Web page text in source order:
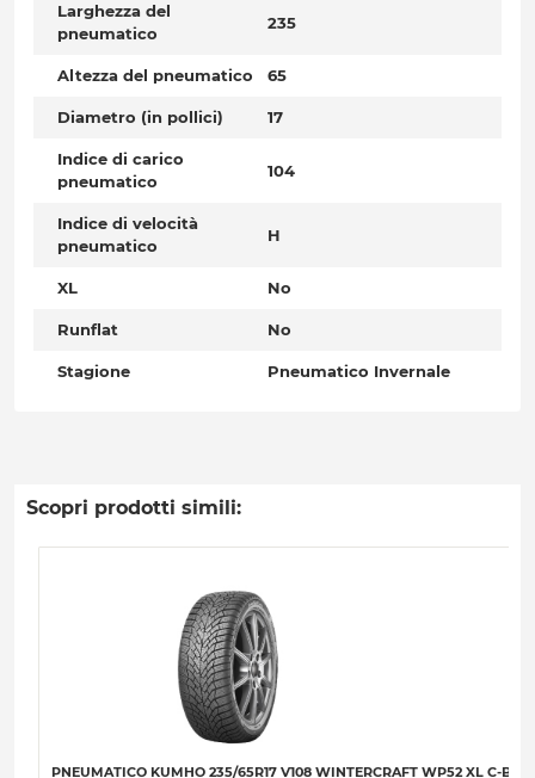
Larghezza del
pneumatico
235
Altezza del pneumatico 65
Diametro (in pollici) 17
Indice di carico
pneumatico
104
Indice di velocità
pneumatico
H
XL No
Runflat No
Stagione Pneumatico Invernale
Scopri prodotti simili:
PNEUMATICO KUMHO 235/65R17 V108 WINTERCRAFT WP52 XL C-B-B-